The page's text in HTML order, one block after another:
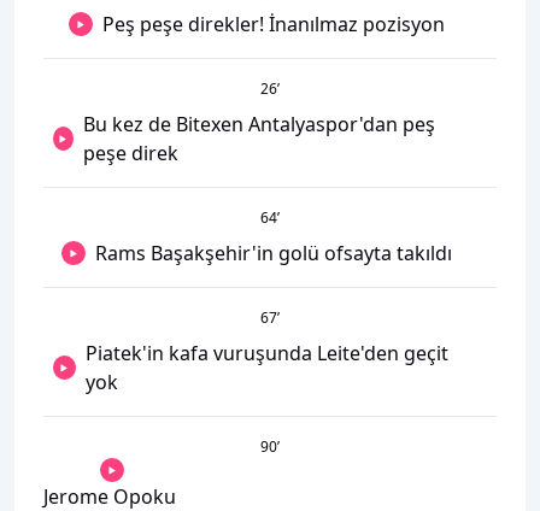
Peş peşe direkler! İnanılmaz pozisyon
26’
Bu kez de Bitexen Antalyaspor'dan peş
peşe direk
64’
Rams Başakşehir'in golü ofsayta takıldı
67’
Piatek'in kafa vuruşunda Leite'den geçit
yok
90’
Jerome Opoku